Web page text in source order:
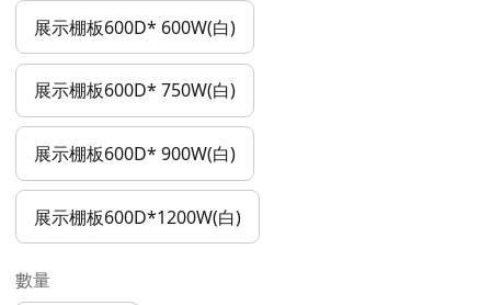
展示棚板600D* 600W(白)
展示棚板600D* 750W(白)
展示棚板600D* 900W(白)
展示棚板600D*1200W(白)
數量